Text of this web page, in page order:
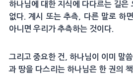
하나님에 대한 지식에 다다르는 길은
없다. 계시 또는 추측, 다른 말로 하
아니면 우리가 추측하는 것이다.
그리고 중요한 건, 하나님이 이미 말
과 땅을 다스리는 하나님은 한 권의